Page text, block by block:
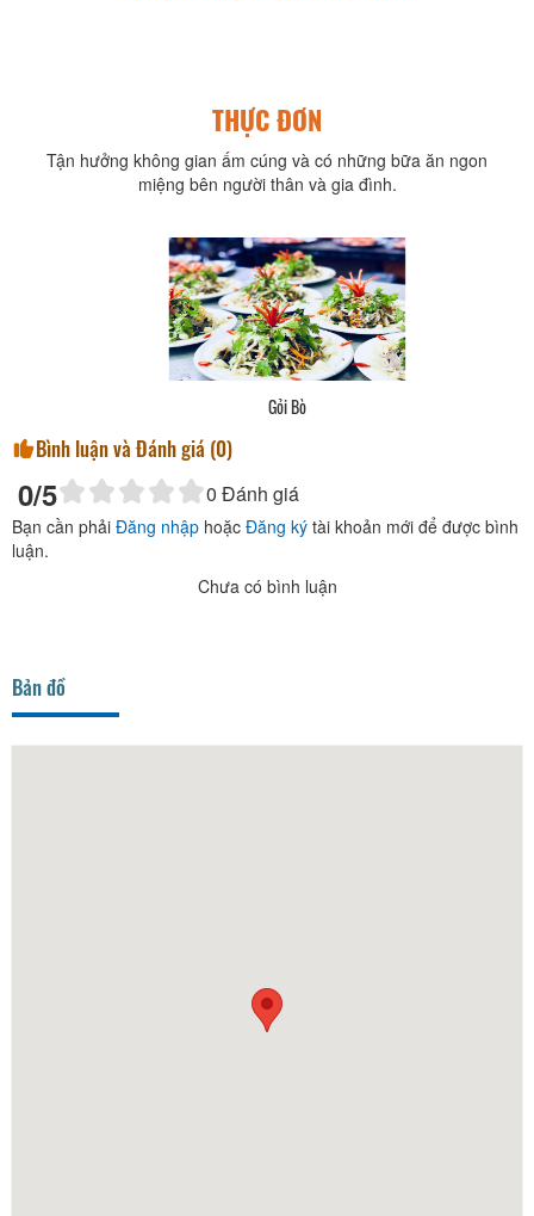
THỰC ĐƠN
Tận hưởng không gian ấm cúng và có những bữa ăn ngon
miệng bên người thân và gia đình.
Gỏi Bò
Bình luận và Đánh giá (0)
0/5 0 Đánh giá
Bạn cần phải Đăng nhập hoặc Đăng ký tài khoản mới để được bình
luận.
Chưa có bình luận
Bản đồ